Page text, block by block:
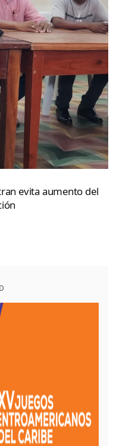
evita aumento del